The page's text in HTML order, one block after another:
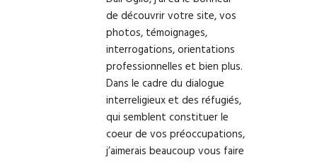
de découvrir votre site, vos
photos, témoignages,
interrogations, orientations
professionnelles et bien plus.
Dans le cadre du dialogue
interreligieux et des réfugiés,
qui semblent constituer le
coeur de vos préoccupations,
j’aimerais beaucoup vous faire